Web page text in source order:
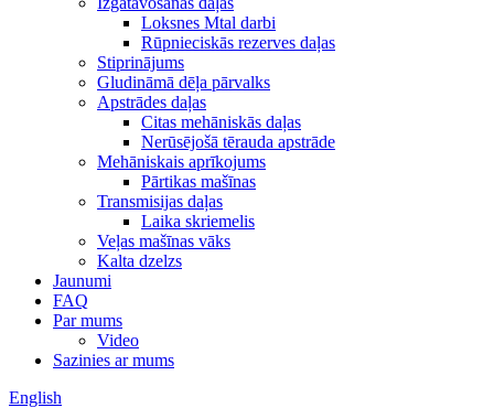
Loksnes Mtal darbi
Rūpnieciskās rezerves daļas
Stiprinājums
Gludināmā dēļa pārvalks
Apstrādes daļas
Citas mehāniskās daļas
Nerūsējošā tērauda apstrāde
Mehāniskais aprīkojums
Pārtikas mašīnas
Transmisijas daļas
Laika skriemelis
Veļas mašīnas vāks
Kalta dzelzs
Jaunumi
FAQ
Par mums
Video
Sazinies ar mums
English